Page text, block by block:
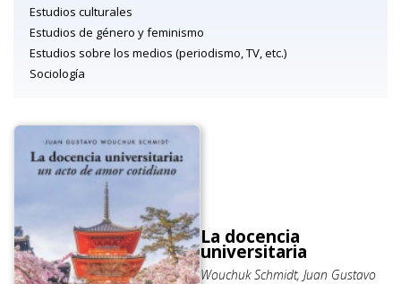
Estudios culturales
Estudios de género y feminismo
Estudios sobre los medios (periodismo, TV, etc.)
Sociología
La docencia
universitaria
Wouchuk Schmidt, Juan Gustavo